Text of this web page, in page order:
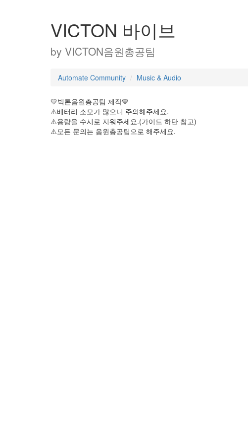
VICTON 바이브
by VICTON음원총공팀
Automate Community Music & Audio
💛빅톤음원총공팀 제작💙
⚠️배터리 소모가 많으니 주의해주세요.
⚠️용량을 수시로 지워주세요.(가이드 하단 참고)
⚠️모든 문의는 음원총공팀으로 해주세요.